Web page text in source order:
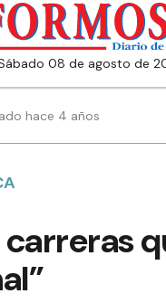
sábado 08 de agosto de
hace 4 años
carreras